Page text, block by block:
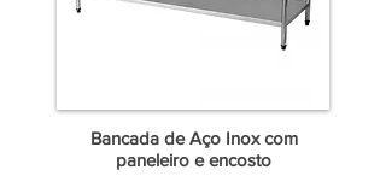
Bancada de Aço Inox com
paneleiro e encosto